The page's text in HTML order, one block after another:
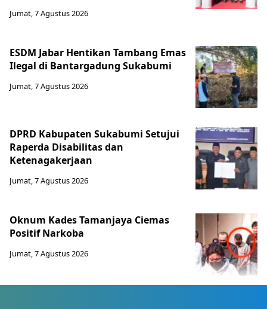
Jumat, 7 Agustus 2026
ESDM Jabar Hentikan Tambang Emas
Ilegal di Bantargadung Sukabumi
Jumat, 7 Agustus 2026
DPRD Kabupaten Sukabumi Setujui
Raperda Disabilitas dan
Ketenagakerjaan
Jumat, 7 Agustus 2026
Oknum Kades Tamanjaya Ciemas
Positif Narkoba
Jumat, 7 Agustus 2026